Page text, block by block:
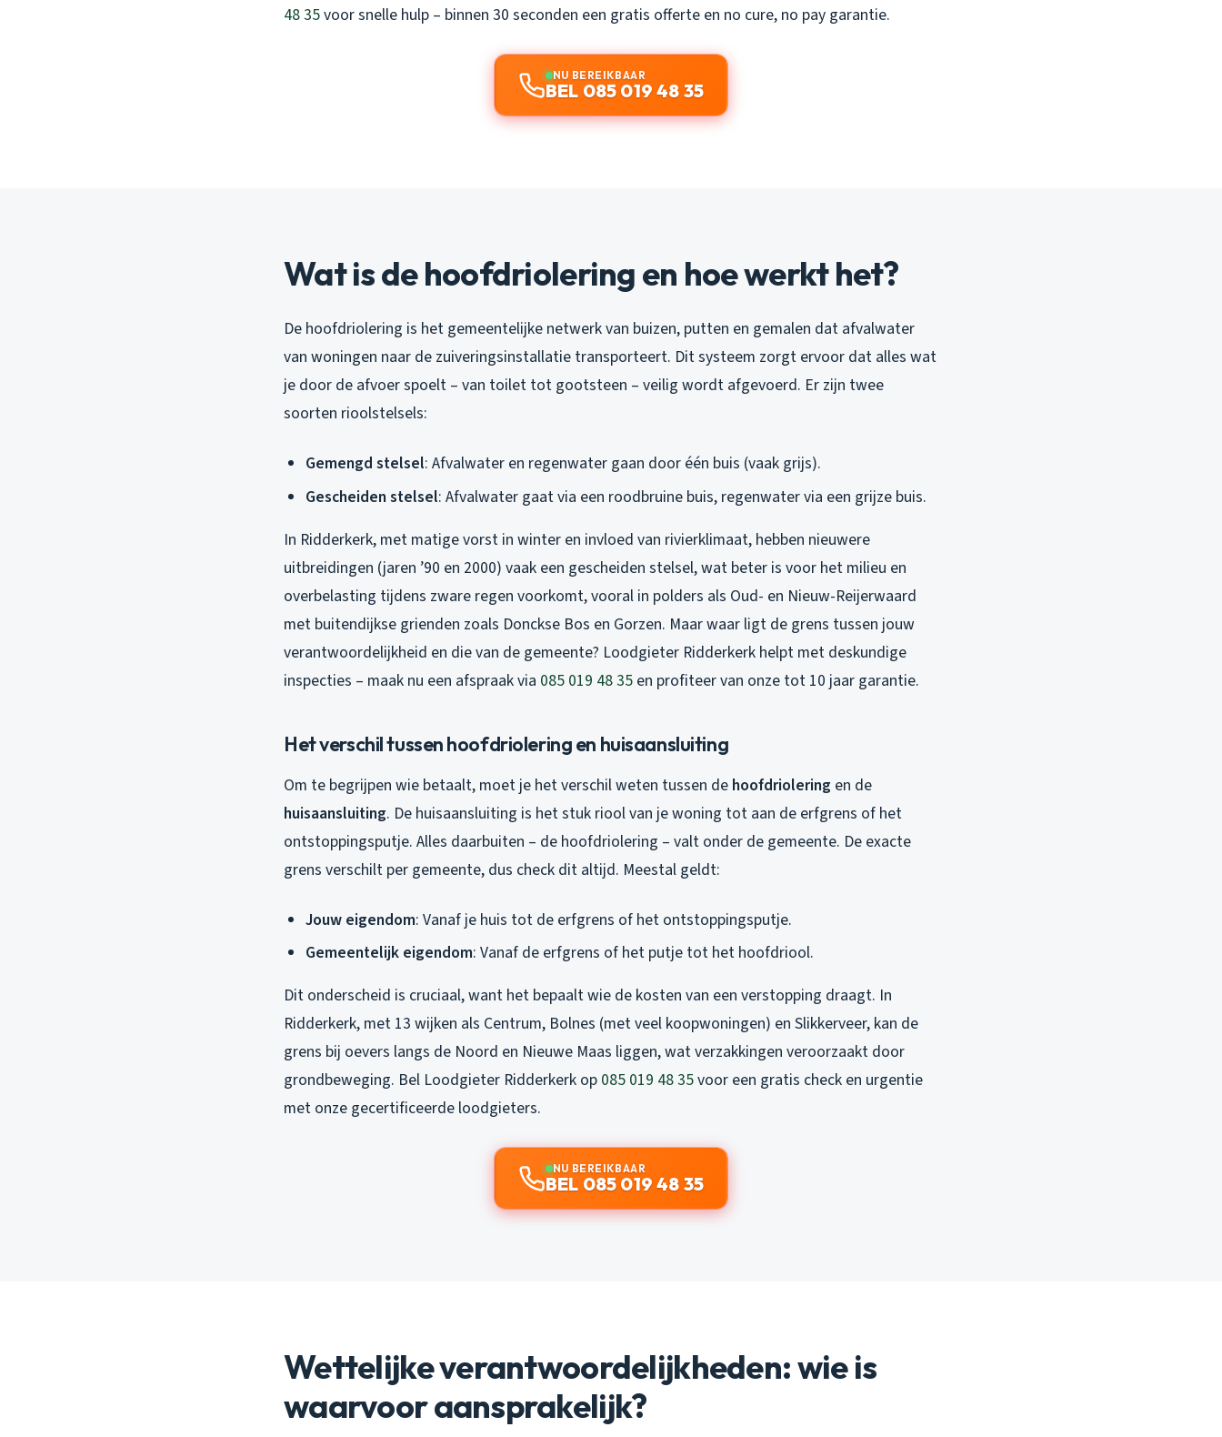
48 35voor snelle hulp – binnen 30 seconden een gratis offerte en no cure, no pay garantie.
NU BEREIKBAAR
BEL 085 019 48 35
Wat is de hoofdriolering en hoe werkt het?
De hoofdriolering is het gemeentelijke netwerk van buizen, putten en gemalen dat afvalwater
van woningen naar de zuiveringsinstallatie transporteert. Dit systeem zorgt ervoor dat alles wat
je door de afvoer spoelt – van toilet tot gootsteen – veilig wordt afgevoerd. Er zijn twee
soorten rioolstelsels:
Gemengd stelsel: Afvalwater en regenwater gaan door één buis (vaak grijs).
Gescheiden stelsel: Afvalwater gaat via een roodbruine buis, regenwater via een grijze buis.
In Ridderkerk, met matige vorst in winter en invloed van rivierklimaat, hebben nieuwere
uitbreidingen (jaren ’90 en 2000) vaak een gescheiden stelsel, wat beter is voor het milieu en
overbelasting tijdens zware regen voorkomt, vooral in polders als Oud- en Nieuw-Reijerwaard
met buitendijkse grienden zoals Donckse Bos en Gorzen. Maar waar ligt de grens tussen jouw
verantwoordelijkheid en die van de gemeente? Loodgieter Ridderkerk helpt met deskundige
inspecties – maak nu een afspraak via 085 019 48 35 en profiteer van onze tot 10 jaar garantie.
Het verschil tussen hoofdriolering en huisaansluiting
Om te begrijpen wie betaalt, moet je het verschil weten tussen de hoofdriolering en de
huisaansluiting. De huisaansluiting is het stuk riool van je woning tot aan de erfgrens of het
ontstoppingsputje. Alles daarbuiten – de hoofdriolering – valt onder de gemeente. De exacte
grens verschilt per gemeente, dus check dit altijd. Meestal geldt:
Jouw eigendom: Vanaf je huis tot de erfgrens of het ontstoppingsputje.
Gemeentelijk eigendom: Vanaf de erfgrens of het putje tot het hoofdriool.
Dit onderscheid is cruciaal, want het bepaalt wie de kosten van een verstopping draagt. In
Ridderkerk, met 13 wijken als Centrum, Bolnes (met veel koopwoningen) en Slikkerveer, kan de
grens bij oevers langs de Noord en Nieuwe Maas liggen, wat verzakkingen veroorzaakt door
grondbeweging. Bel Loodgieter Ridderkerk op 085 019 48 35voor een gratis check en urgentie
met onze gecertificeerde loodgieters.
NU BEREIKBAAR
BEL 085 019 48 35
Wettelijke verantwoordelijkheden: wie is
waarvoor aansprakelijk?